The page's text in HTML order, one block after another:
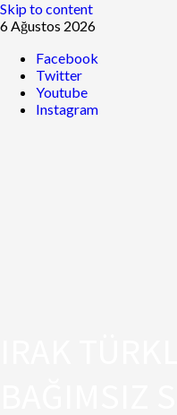
Skip to content
6 Ağustos 2026
Facebook
Twitter
Youtube
Instagram